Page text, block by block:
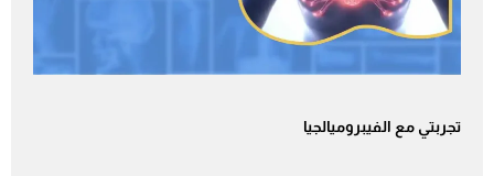
تجربتي مع الفيبروميالجيا